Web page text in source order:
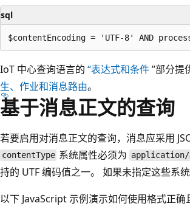
sql
IoT 中心查询语言的 “表达式和条件”部分提
生、作业和消息路由。
基于消息正文的查询
若要启用对消息正文的查询，消息应采用
contentType 系统属性必须为 application/
持的 UTF 编码值之一。 如果未指定这些系
以下 JavaScript 示例演示如何使用格式正确